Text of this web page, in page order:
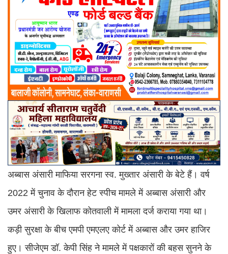
अब्बास अंसारी माफिया सरगना स्व. मुख्तार अंसारी के बेटे हैं। वर्ष
2022 में चुनाव के दौरान हेट स्पीच मामले में अब्बास अंसारी और
उमर अंसारी के खिलाफ कोतवाली में मामला दर्ज कराया गया था।
कड़ी सुरक्षा के बीच एमपी एमएलए कोर्ट में अब्बास और उमर हाजिर
हुए। सीजेएम डॉ. केपी सिंह ने मामले में पक्षकारों की बहस सुनने के